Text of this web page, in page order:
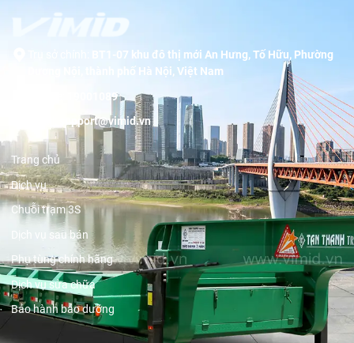
BT1-07 khu đô thị mới An Hưng, Tố Hữu, Phường
Dương Nội, thành phố Hà Nội, Việt Nam
19001089
support@vimid.vn
Trang chủ
Dịch vụ
Chuỗi trạm 3S
Dịch vụ sau bán
Phụ tùng chính hãng
Dịch vụ sửa chữa
Bảo hành bảo dưỡng